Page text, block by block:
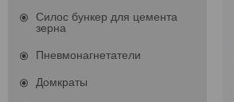
Силос бункер для цемента
зерна
Пневмонагнетатели
Домкраты